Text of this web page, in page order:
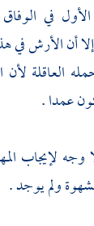
في
أن الأرش في
العاقلة لأن
عمدا .
لإيجاب
ولم يوجد .